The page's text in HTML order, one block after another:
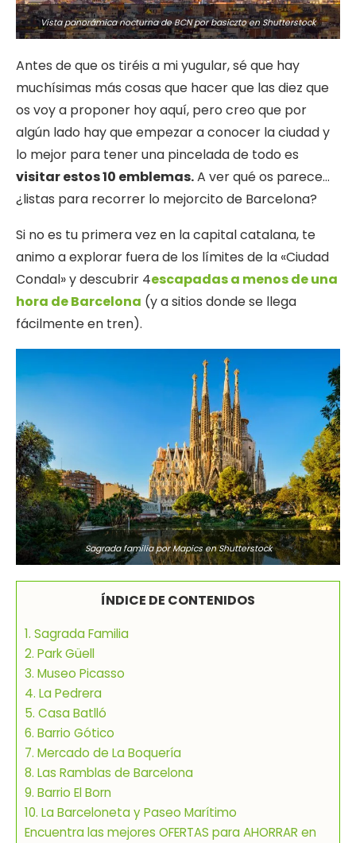
Vista panorámica nocturna de BCN por basiczto enShutterstock
Antes de que os tiréis a mi yugular, sé que hay
muchísimas más cosas que hacer que las diez que
os voy a proponer hoy aquí, pero creo que por
algún lado hay que empezar a conocer la ciudad y
lo mejor para tener una pincelada de todo es
visitar estos 10 emblemas.A ver qué os parece…
¿listas para recorrer lo mejorcito de Barcelona?
Si no es tu primera vez en la capital catalana, te
animo a explorar fuera de los límites de la «Ciudad
Condal» y descubrir 4escapadas a menos de una
hora de Barcelona (y a sitios donde se llega
fácilmente en tren).
Sagrada familia por Mapics enShutterstock
ÍNDICE DE CONTENIDOS
1. Sagrada Familia
2. Park Güell
3. Museo Picasso
4. La Pedrera
5. Casa Batlló
6. Barrio Gótico
7. Mercado de La Boquería
8. Las Ramblas de Barcelona
9. Barrio El Born
10. La Barceloneta y Paseo Marítimo
Encuentra las mejores OFERTAS para AHORRAR en